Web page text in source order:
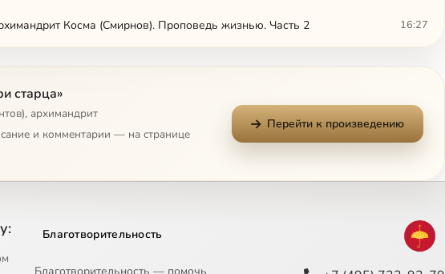
Косма (Смирнов). Проповедь жизнью. Часть 2 16:27
Косма (Смирнов). Праведник непременно будет жить
Таврион (Батозский). Часть 1 13:40
Сейчас
старца»
архимандрит
и комментарии — на странице
Перейти к произведению
Благотворительность